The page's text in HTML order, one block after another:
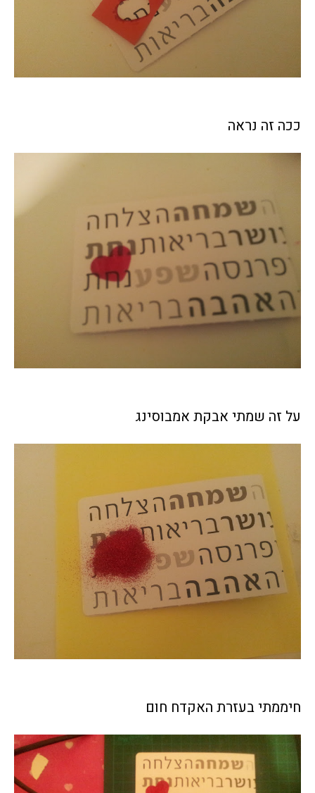
ככה זה נראה
על זה שמתי אבקת אמבוסינג
חיממתי בעזרת האקדח חום